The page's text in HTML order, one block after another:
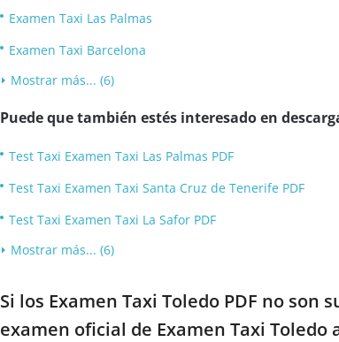
Examen Taxi Las Palmas
Examen Taxi Barcelona
Mostrar más... (6)
Puede que también estés interesado en
Test Taxi Examen Taxi Las Palmas PDF
Test Taxi Examen Taxi Santa Cruz de Tenerife PDF
Test Taxi Examen Taxi La Safor PDF
Mostrar más... (6)
Si los Examen Taxi Toledo PDF no
examen oficial de Examen Taxi